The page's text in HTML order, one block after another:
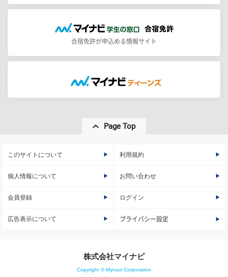
合宿免許が申込める情報サイト
Page Top
このサイトについて 利用規約
個人情報について お問い合わせ
会員登録 ログイン
広告表示について プライバシー設定
株式会社マイナビ
Copyright © Mynavi Corporation